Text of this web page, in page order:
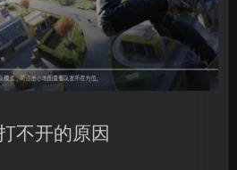
不开的原因